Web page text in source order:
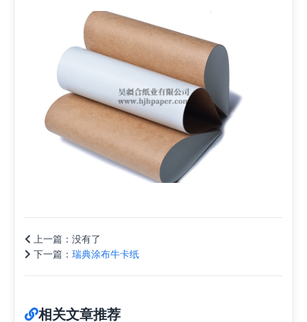
上一篇： 没有了
下一篇： 瑞典涂布牛卡纸
相关文章推荐